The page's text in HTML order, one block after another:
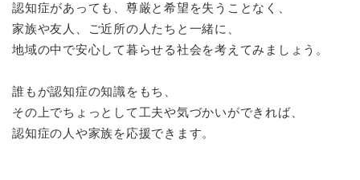
認知症があっても、尊厳と希望を失うことなく、
家族や友人、ご近所の人たちと一緒に、
地域の中で安心して暮らせる社会を考えてみましょう。
誰もが認知症の知識をもち、
その上でちょっとして工夫や気づかいができれば、
認知症の人や家族を応援できます。